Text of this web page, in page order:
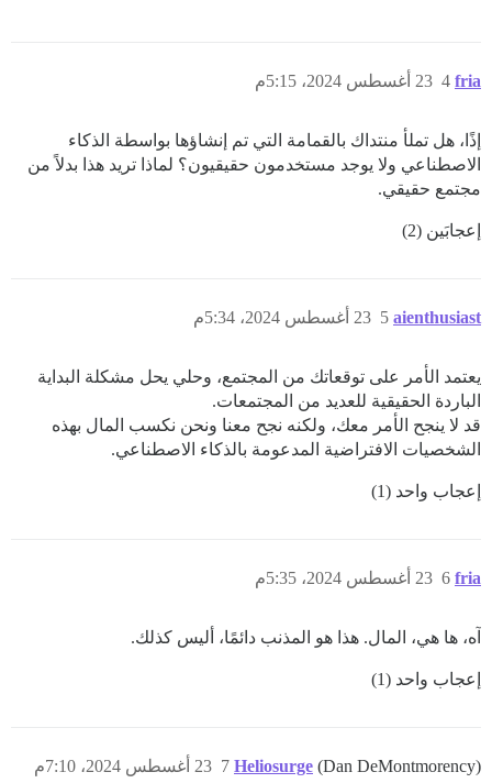
fria 23 أغسطس 2024، 5:15م 4
إذًا، هل تملأ منتداك بالقمامة التي تم إنشاؤها بواسطة الذكاء
الاصطناعي ولا يوجد مستخدمون حقيقيون؟ لماذا تريد هذا بدلاً من
مجتمع حقيقي.
إعجابَين (2)
aienthusiast 23 أغسطس 2024، 5:34م 5
يعتمد الأمر على توقعاتك من المجتمع، وحلي يحل مشكلة البداية
الباردة الحقيقية للعديد من المجتمعات.
قد لا ينجح الأمر معك، ولكنه نجح معنا ونحن نكسب المال بهذه
الشخصيات الافتراضية المدعومة بالذكاء الاصطناعي.
إعجاب واحد (1)
fria 23 أغسطس 2024، 5:35م 6
آه، ها هي، المال. هذا هو المذنب دائمًا، أليس كذلك.
إعجاب واحد (1)
Heliosurge (Dan DeMontmorency) 23 أغسطس 2024، 7:10م 7